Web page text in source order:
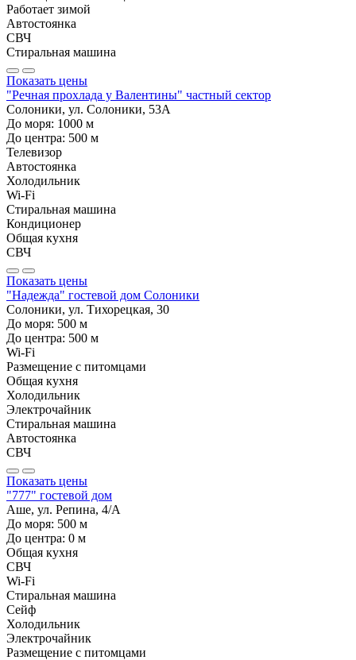
Работает зимой
Автостоянка
СВЧ
Стиральная машина
Показать цены
"Речная прохлада у Валентины" частный сектор
Солоники, ул. Солоники, 53А
До моря: 1000 м
До центра: 500 м
Телевизор
Автостоянка
Холодильник
Wi-Fi
Стиральная машина
Кондиционер
Общая кухня
СВЧ
Показать цены
"Надежда" гостевой дом Солоники
Солоники, ул. Тихорецкая, 30
До моря: 500 м
До центра: 500 м
Wi-Fi
Размещение с питомцами
Общая кухня
Холодильник
Электрочайник
Стиральная машина
Автостоянка
СВЧ
Показать цены
"777" гостевой дом
Аше, ул. Репина, 4/А
До моря: 500 м
До центра: 0 м
Общая кухня
СВЧ
Wi-Fi
Стиральная машина
Сейф
Холодильник
Электрочайник
Размещение с питомцами